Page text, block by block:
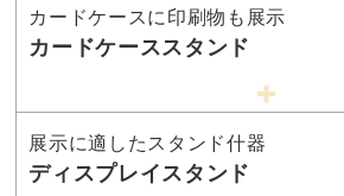
カードケースに印刷物も展示
カードケーススタンド
展示に適したスタンド什器
ディスプレイスタンド